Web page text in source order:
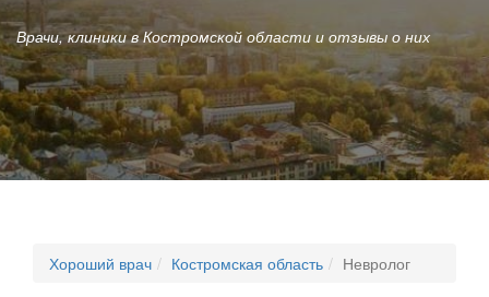
Врачи, клиники в Костромской области и отзывы о них
Хороший врач Костромская область Невролог